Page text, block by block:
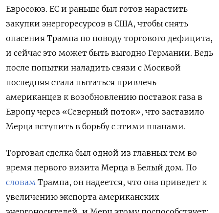
Евросоюз. ЕС и раньше был готов нарастить
закупки энергоресурсов в США, чтобы снять
опасения Трампа по поводу торгового дефицита,
и сейчас это может быть выгодно Германии. Ведь
после попытки наладить связи с Москвой
последняя стала пытаться привлечь
американцев к возобновлению поставок газа в
Европу через «Северный поток», что заставило
Мерца вступить в борьбу с этими планами.
Торговая сделка был одной из главных тем во
время первого визита Мерца в Белый дом. По
словам Трампа, он надеется, что она приведет к
увеличению экспорта американских